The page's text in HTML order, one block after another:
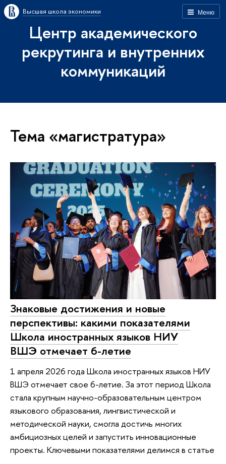
Меню
Высшая школа экономики
Центр академического
рекрутинга и внутренних
коммуникаций
Тема «магистратура»
Знаковые достижения и новые
перспективы: какими показателями
Школа иностранных языков НИУ
ВШЭ отмечает 6-летие
1 апреля 2026 года Школа иностранных языков НИУ
ВШЭ отмечает свое 6-летие. За этот период Школа
стала крупным научно-образовательным центром
языкового образования, лингвистической и
методической науки, смогла достичь многих
амбициозных целей и запустить инновационные
проекты. Ключевыми показателями делимся в статье